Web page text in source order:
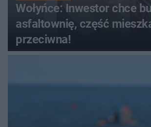
Wołyńce: Inwestor chce
asfaltownię, część
przeciwna!